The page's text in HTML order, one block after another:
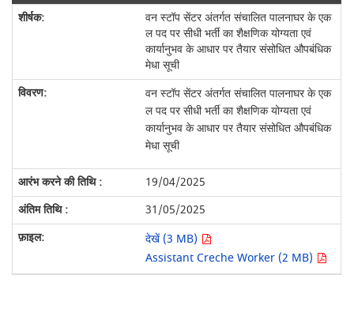
वन स्टॉप सेंटर अंतर्गत संचालित पालनाघर के एक
ल पद पर सीधी भर्ती का शैक्षणिक योग्यता एवं
कार्यानुभव के आधार पर तैयार संसोधित औपबंधिक
मेधा सूची
वन स्टॉप सेंटर अंतर्गत संचालित पालनाघर के एक
ल पद पर सीधी भर्ती का शैक्षणिक योग्यता एवं
कार्यानुभव के आधार पर तैयार संसोधित औपबंधिक
मेधा सूची
19/04/2025
31/05/2025
देखें (3 MB)
Assistant Creche Worker (2 MB)